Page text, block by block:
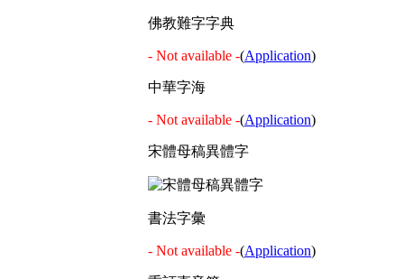
佛教難字字典
- Not available -(Application)
中華字海
- Not available -(Application)
宋體母稿異體字
書法字彙
- Not available -(Application)